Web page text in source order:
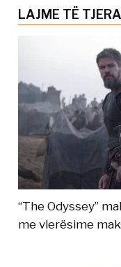
LAJME TË TJERA
“The Odyssey”
me vlerësime